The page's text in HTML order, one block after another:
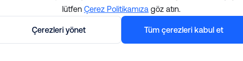
lütfen Çerez Politikamıza göz atın.
Çerezleri yönet Tüm çerezleri kabul et
Gönder
Formu göndererek, kişisel verilerinizin ürün demosunu size sağlamak için işleneceğini ve